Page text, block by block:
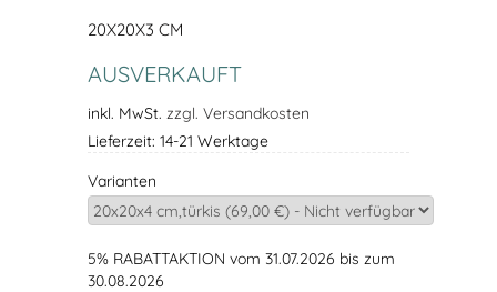
20X20X3 CM
AUSVERKAUFT
inkl. MwSt. zzgl. Versandkosten
Lieferzeit: 14-21 Werktage
Varianten
5% RABATTAKTION vom 31.07.2026 bis zum
30.08.2026